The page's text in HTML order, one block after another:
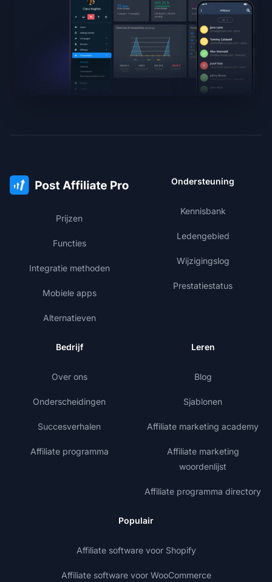
Prijzen
Functies
Integratie methoden
Mobiele apps
Alternatieven
Ondersteuning
Kennisbank
Ledengebied
Wijzigingslog
Prestatiestatus
Bedrijf
Over ons
Onderscheidingen
Succesverhalen
Affiliate programma
Leren
Blog
Sjablonen
Affiliate marketing academy
Affiliate marketing
woordenlijst
Affiliate programma directory
Populair
Affiliate software voor Shopify
Affiliate software voor WooCommerce